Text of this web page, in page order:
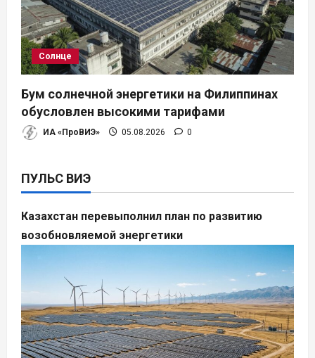
Солнце
Бум солнечной энергетики на Филиппинах
обусловлен высокими тарифами
ИА «ПроВИЭ» 05.08.2026 0
ПУЛЬС ВИЭ
Казахстан перевыполнил план по развитию
возобновляемой энергетики